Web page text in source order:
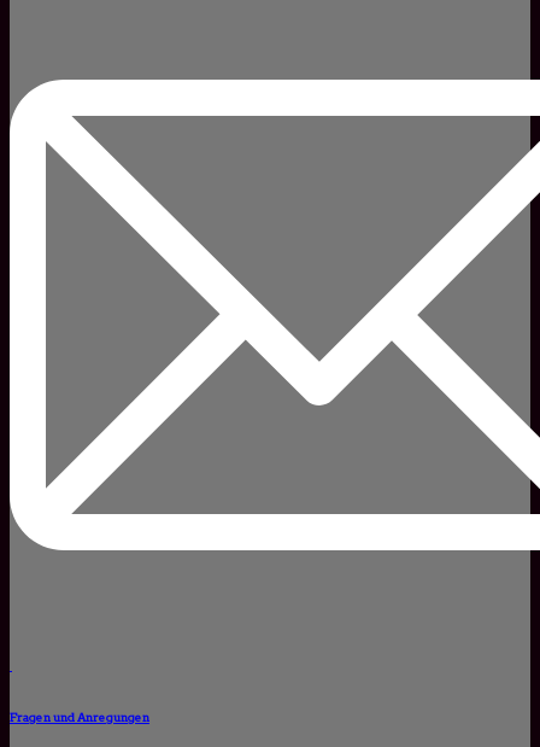
Fragen und Anregungen